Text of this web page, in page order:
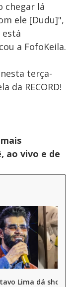
chegar lá
ele [Dudu]",
está
a FofoKeila.
terça-
da RECORD!
ao vivo e de
Lima dá show